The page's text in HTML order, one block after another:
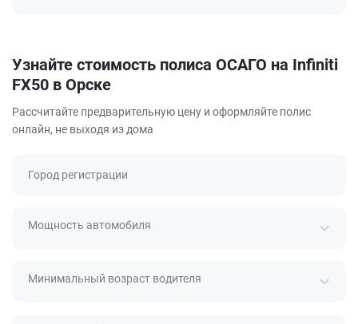
Узнайте стоимость полиса ОСАГО на Infiniti
FX50 в Орске
Рассчитайте предварительную цену и оформляйте полис
онлайн, не выходя из дома
Город регистрации
Мощность автомобиля
Минимальный возраст водителя